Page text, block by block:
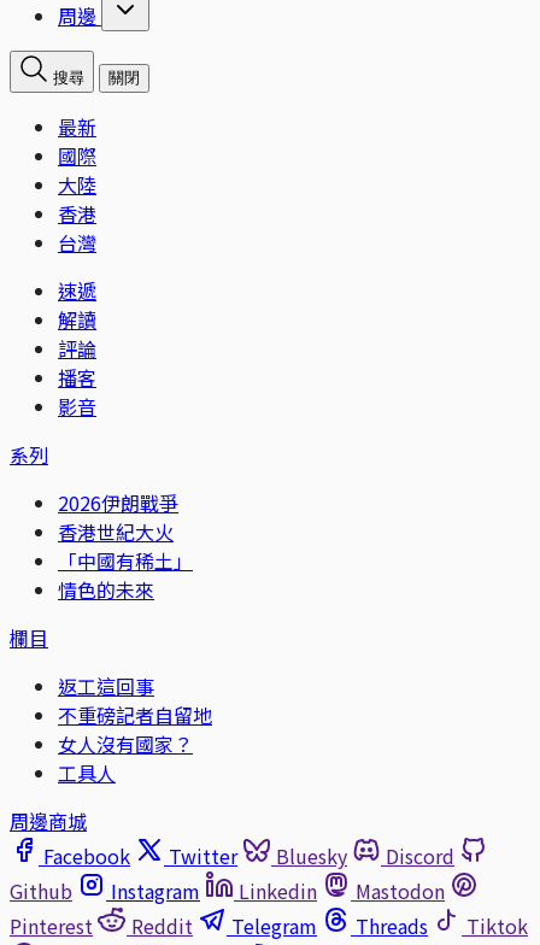
周邊
搜尋 關閉
最新
國際
大陸
香港
台灣
速遞
解讀
評論
播客
影音
系列
2026伊朗戰爭
香港世紀大火
「中國有稀土」
情色的未來
欄目
返工這回事
不重磅記者自留地
女人沒有國家？
工具人
周邊商城
Facebook
Twitter Bluesky
Discord
Github
Instagram Linkedin
Mastodon
Pinterest
Reddit Telegram Threads
Tiktok